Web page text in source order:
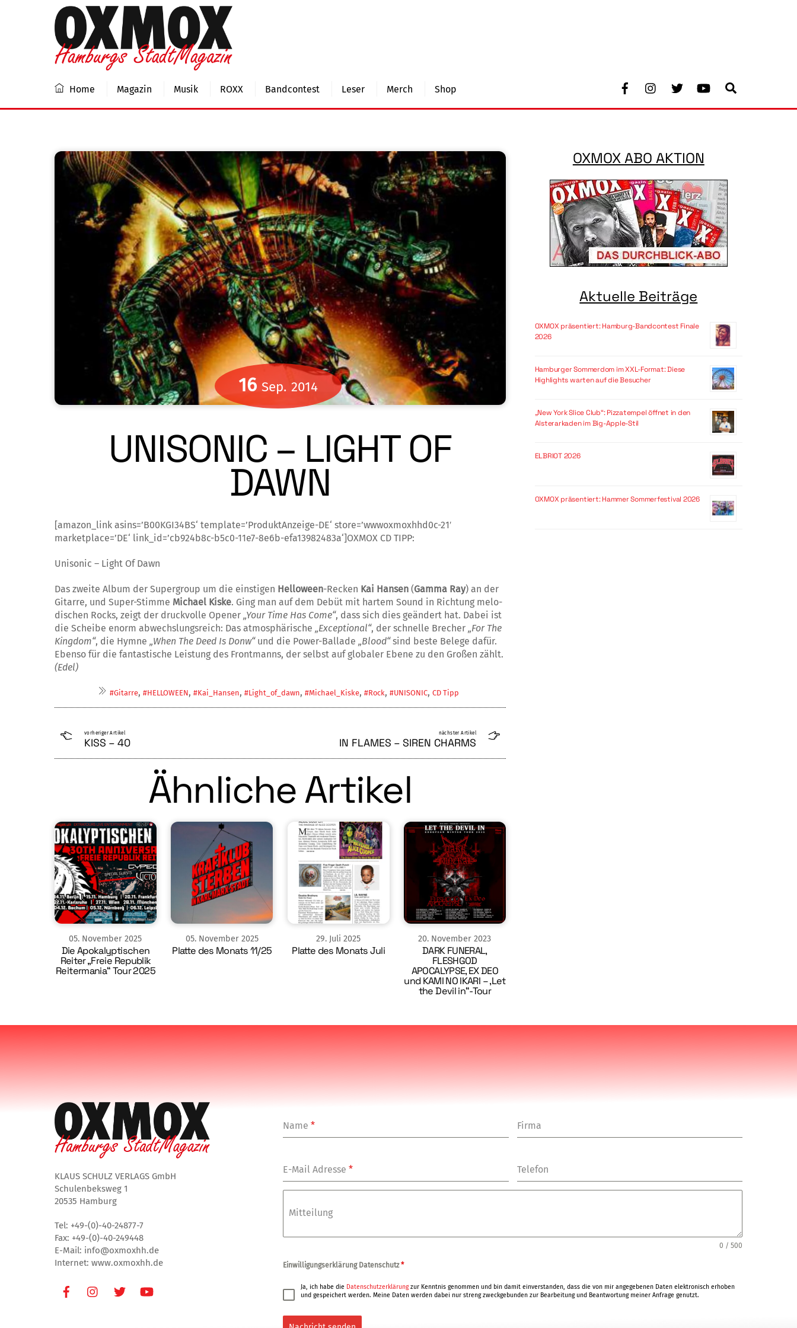
Facebook Youtube
Home Magazin Musik ROXX Bandcontest Leser Merch Shop
16 Sep. 2014
UNISONIC – LIGHT OF
DAWN
[amazon_link asins=’B00KGI34BS‘ template=’ProduktAnzeige-DE‘ store=’wwwoxmoxhhd0c-21′
marketplace=’DE‘ link_id=’cb924b8c-b5c0-11e7-8e6b-efa13982483a‘]OXMOX CD TIPP:
Unisonic – Light Of Dawn
Das zweite Album der Supergroup um die einstigen Helloween-Recken Kai Hansen (Gamma Ray) an der
Gitarre, und Super-Stimme Michael Kiske. Ging man auf dem Debüt mit hartem Sound in Richtung melo­
dischen Rocks, zeigt der druckvolle Opener „Your Time Has Come“, dass sich dies geän­dert hat. Dabei ist
die Scheibe enorm ab­wechslungsreich: Das atmosphärische „Ex­ceptional“, der schnelle Brecher „For The
Kingdom“, die Hymne „When The Deed Is Donw“und die Power-Ballade „Blood“sind beste Belege dafür.
Ebenso für die fantasti­sche Leistung des Frontmanns, der selbst auf globaler Ebene zu den Großen zählt.
(Edel)
#Gitarre, #HELLOWEEN, #Kai_Hansen, #Light_of_dawn, #Michael_Kiske, #Rock, #UNISONIC, CD Tipp
vorheriger Artikel
KISS – 40
nächster Artikel
IN FLAMES – SIREN CHARMS
Ähnliche Artikel
05. November 2025
Die Apokalyptischen
Reiter „Freie Republik
Reitermania“ Tour 2025
05. November 2025
Platte des Monats 11/25
29. Juli 2025
Platte des Monats Juli
20. November 2023
DARK FUNERAL,
FLESHGOD
APOCALYPSE, EX DEO
und KAMI NO IKARI – ‚Let
the Devil in“-Tour
OXMOX ABO AKTION
Aktuelle Beiträge
OXMOX präsentiert: Hamburg-Bandcontest Finale
2026
Hamburger Sommerdom im XXL-Format: Diese
Highlights warten auf die Besucher
„New York Slice Club“: Pizzatempel öffnet in den
Alsterarkaden im Big-Apple-Stil
ELBRIOT 2026
OXMOX präsentiert: Hammer Sommerfestival 2026
KLAUS SCHULZ VERLAGS GmbH
Schulenbeksweg 1
20535 Hamburg
Tel: +49-(0)-40-24877-7
Fax: +49-(0)-40-249448
E-Mail: info@oxmoxhh.de
Internet: www.oxmoxhh.de
FacebookInstagramTwitter
Name* Firma
E-Mail Adresse* Telefon
Mitteilung
0 / 500
Einwilligungserklärung Datenschutz*
Ja, ich habe die Datenschutzerklärungzur Kenntnis genommen und bin damit einverstanden, dass die von mir angegebenen Daten elektronisch erhoben
und gespeichert werden. Meine Daten werden dabei nur streng zweckgebunden zur Bearbeitung und Beantwortung meiner Anfrage genutzt.